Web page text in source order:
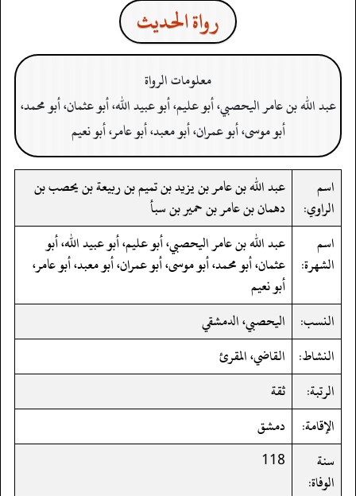
رواة الحدیث
معلومات الرواة
عبد الله بن عامر اليحصبي، أبو عليم، أبو عبيد الله، أبو عثمان، أبو محمد،
أبو موسى، أبو عمران، أبو معبد، أبو عامر، أبو نعيم
اسم
الراوي:
عبد الله بن عامر بن يزيد بن تميم بن ربيعة بن يحصب بن
دهمان بن عامر بن حمير بن سبأ
اسم
الشهرة:
عبد الله بن عامر اليحصبي، أبو عليم، أبو عبيد الله، أبو
عثمان، أبو محمد، أبو موسى، أبو عمران، أبو معبد، أبو عامر،
أبو نعيم
النسب:
اليحصبي، الدمشقي
النشاط: القاضي، المقرئ
الرتبة:
ثقة
الإقامة:
دمشق
سنة
الوفاة:
118